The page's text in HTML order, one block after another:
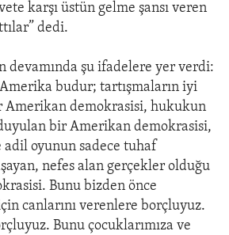
karşı üstün gelme şansı veren
dedi.
devamında şu ifadelere yer verdi:
budur; tartışmaların iyi
Amerikan demokrasisi, hukukun
bir Amerikan demokrasisi,
oyunun sadece tuhaf
nefes alan gerçekler olduğu
Bunu bizden önce
canlarını verenlere borçluyuz.
Bunu çocuklarımıza ve